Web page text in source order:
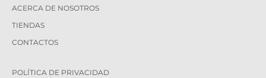
ACERCA DE NOSOTROS
TIENDAS
CONTACTOS
POLÍTICA DE PRIVACIDAD